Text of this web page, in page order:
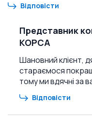
Відповісти
Представник
КОРСА
Шановний клієнт,
стараємося
тому ми вдячні за
Відповісти